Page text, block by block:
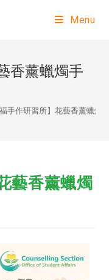
Menu
香薰蠟燭手
福手作研習所】花藝香薰蠟燭
藝香薰蠟燭